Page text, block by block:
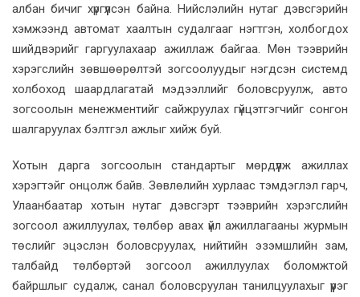
албан бичиг хүргүүлсэн байна. Нийслэлийн нутаг дэвсгэрийн
хэмжээнд автомат хаалтын судалгааг нэгтгэн, холбогдох
шийдвэрийг гаргуулахаар ажиллаж байгаа. Мөн тээврийн
хэрэгслийн зөвшөөрөлтэй зогсоолуудыг нэгдсэн системд
холбоход шаардлагатай мэдээллийг боловсруулж, авто
зогсоолын менежментийг сайжруулах гүйцэтгэгчийг сонгон
шалгаруулах бэлтгэл ажлыг хийж буй.
Хотын дарга зогсоолын стандартыг мөрдүүлж ажиллах
хэрэгтэйг онцолж байв. Зөвлөлийн хурлаас тэмдэглэл гарч,
Улаанбаатар хотын нутаг дэвсгэрт тээврийн хэрэгслийн
зогсоол ажиллуулах, төлбөр авах үйл ажиллагааны журмын
төслийг эцэслэн боловсруулах, нийтийн эзэмшлийн зам,
талбайд төлбөртэй зогсоол ажиллуулах боломжтой
байршлыг судалж, санал боловсруулан танилцуулахыг үүрэг